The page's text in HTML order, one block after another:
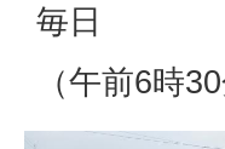
毎日
（午前6時30